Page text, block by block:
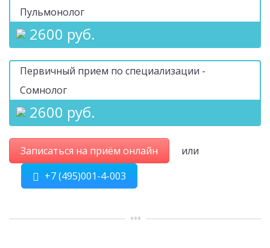
Пульмонолог
2600 руб.
Первичный прием по специализации -
Сомнолог
2600 руб.
Записаться на приём онлайн
или
+7 (495)001-4-003